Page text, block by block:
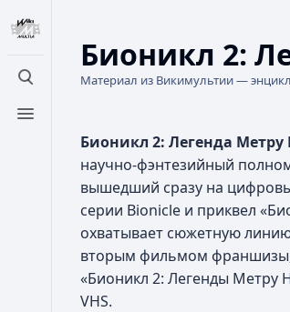
Открыть поиск
Открыть меню
Бионикл 2:
Материал из Викимультии —
Бионикл 2: Легенда Метру
научно-фэнтезийный
вышедший сразу на
серии Bionicle и приквел
охватывает сюжетную
вторым фильмом франшизы,
«Бионикл 2: Легенды Метру
VHS.